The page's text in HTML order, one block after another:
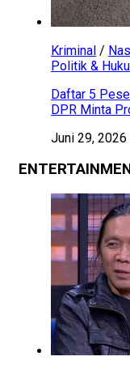
Kriminal /
Politik &
Daftar 5
DPR Minta
Juni 29, 2026